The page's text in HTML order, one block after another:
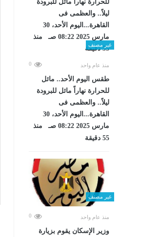
غير مصنف
منذ عام واحد 0
طقس اليوم الأحد.. مائل
للحرارة نهاراً مائل للبرودة
ليلاً.. والعظمى فى
القاهرة...اليوم الأحد، 30
مارس 2025 08:22 صـ منذ
55 دقيقة
غير مصنف
منذ عام واحد 0
وزير الإسكان يقوم بزيارة